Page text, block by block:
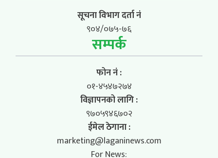
सूचना विभाग दर्ता नं
९०४/०७५-७६
सम्पर्क
फोन नं :
०१-४५४७२७४
विज्ञापनको लागि :
९७०५९४६७०२
ईमेल ठेगाना :
marketing@laganinews.com
For News: